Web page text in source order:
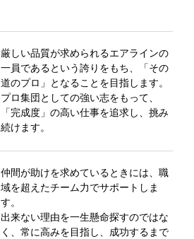
厳しい品質が求められるエアラインの
一員であるという誇りをもち、「その
道のプロ」となることを目指します。
プロ集団としての強い志をもって、
「完成度」の高い仕事を追求し、挑み
続けます。
仲間が助けを求めているときには、職
域を超えたチーム力でサポートしま
す。
出来ない理由を一生懸命探すのではな
く、常に高みを目指し、成功するまで